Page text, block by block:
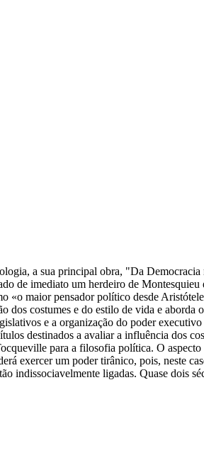
a sua principal obra, "Da
de imediato um herdeiro de Montesquieu
«o maior pensador político desde
costumes e do estilo de vida e aborda
e a organização do poder
destinados a avaliar a influência dos
para a filosofia política. O
exercer um poder tirânico, pois, neste
indissociavelmente ligadas. Quase dois